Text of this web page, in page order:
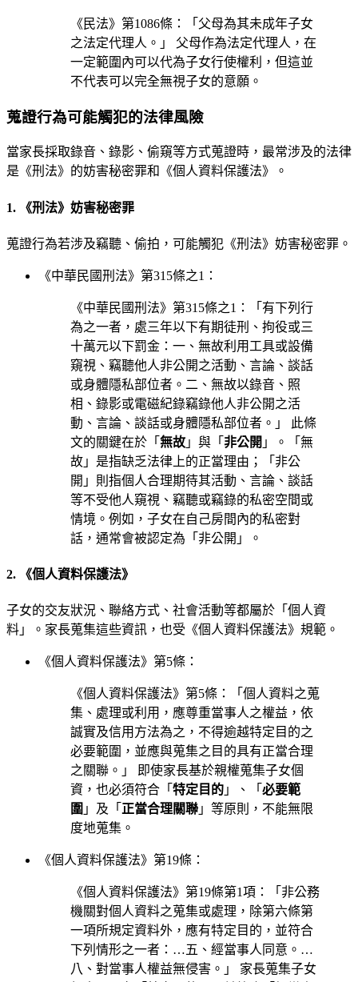
《民法》第1086條：「父母為其未成年子女
之法定代理人。」 父母作為法定代理人，在
一定範圍內可以代為子女行使權利，但這並
不代表可以完全無視子女的意願。
蒐證行為可能觸犯的法律風險
當家長採取錄音、錄影、偷窺等方式蒐證時，最常涉及的法律
是《刑法》的妨害秘密罪和《個人資料保護法》。
1. 《刑法》妨害秘密罪
蒐證行為若涉及竊聽、偷拍，可能觸犯《刑法》妨害秘密罪。
《中華民國刑法》第315條之1：
《中華民國刑法》第315條之1：「有下列行
為之一者，處三年以下有期徒刑、拘役或三
十萬元以下罰金：一、無故利用工具或設備
窺視、竊聽他人非公開之活動、言論、談話
或身體隱私部位者。二、無故以錄音、照
相、錄影或電磁紀錄竊錄他人非公開之活
動、言論、談話或身體隱私部位者。」 此條
文的關鍵在於「 無故 」與「 非公開 」。「無
故」是指缺乏法律上的正當理由；「非公
開」則指個人合理期待其活動、言論、談話
等不受他人窺視、竊聽或竊錄的私密空間或
情境。例如，子女在自己房間內的私密對
話，通常會被認定為「非公開」。
2. 《個人資料保護法》
子女的交友狀況、聯絡方式、社會活動等都屬於「個人資
料」。家長蒐集這些資訊，也受《個人資料保護法》規範。
《個人資料保護法》第5條：
《個人資料保護法》第5條：「個人資料之蒐
集、處理或利用，應尊重當事人之權益，依
誠實及信用方法為之，不得逾越特定目的之
必要範圍，並應與蒐集之目的具有正當合理
之關聯。」 即使家長基於親權蒐集子女個
資，也必須符合「 特定目的 」、「 必要範
圍 」及「 正當合理關聯 」等原則，不能無限
度地蒐集。
《個人資料保護法》第19條：
《個人資料保護法》第19條第1項：「非公務
機關對個人資料之蒐集或處理，除第六條第
一項所規定資料外，應有特定目的，並符合
下列情形之一者：…五、經當事人同意。…
八、對當事人權益無侵害。」 家長蒐集子女